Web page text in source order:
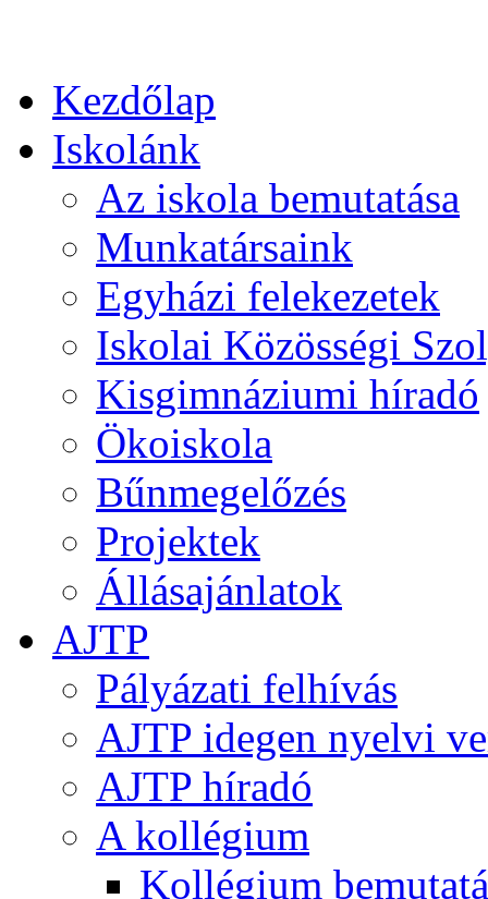
Kezdőlap
Iskolánk
Az iskola bemutatása
Munkatársaink
Egyházi felekezetek
Iskolai Közösségi
Kisgimnáziumi híradó
Ökoiskola
Bűnmegelőzés
Projektek
Állásajánlatok
AJTP
Pályázati felhívás
AJTP idegen nyelvi
AJTP híradó
A kollégium
Kollégium